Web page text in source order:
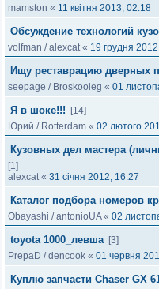
mamston « 11 квітня 2013, 02:18
Обсуждение технологий
volfman /alexcat« 19 грудня
Ищу реставрацию дверных
seepage / Broskooleg « 01
Я в шоке!!!
[14]
Юрий / Rotterdam « 02 лютого
Кузовных дел мастера
[1]
alexcat« 31 січня 2012, 16:27
Каталог подбора номеров
Obayashi /antonioUA« 02
toyota 1000_левша [3]
PrepaD /dencook « 01 червня
Куплю запчасти Сhaser GX